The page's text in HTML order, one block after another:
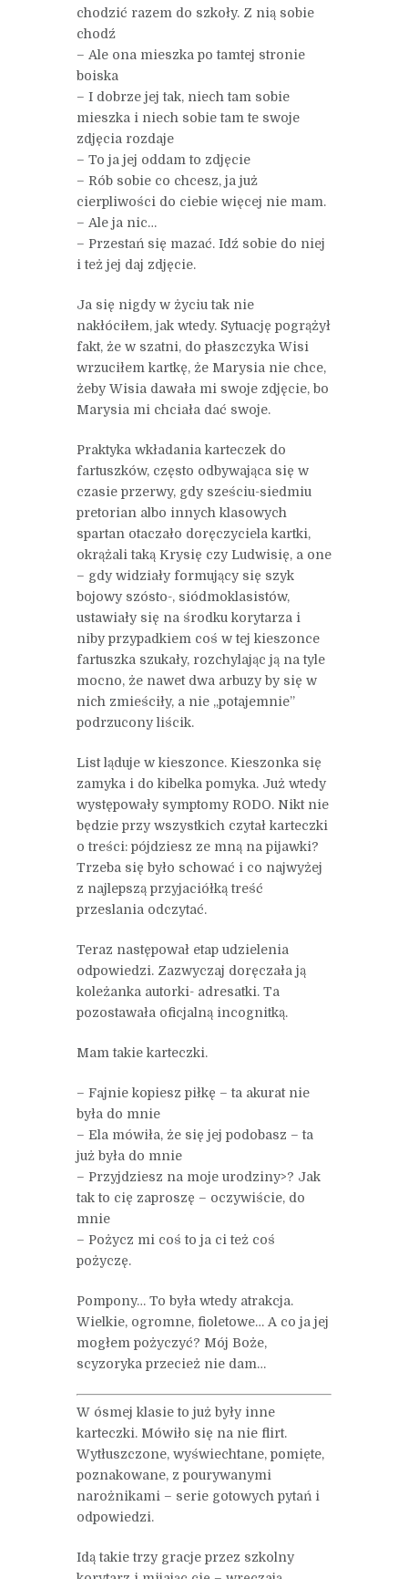
chodzić razem do szkoły. Z nią sobie
chodź
– Ale ona mieszka po tamtej stronie
boiska
– I dobrze jej tak, niech tam sobie
mieszka i niech sobie tam te swoje
zdjęcia rozdaje
– To ja jej oddam to zdjęcie
– Rób sobie co chcesz, ja już
cierpliwości do ciebie więcej nie mam.
– Ale ja nic…
– Przestań się mazać. Idź sobie do niej
i też jej daj zdjęcie.
Ja się nigdy w życiu tak nie
nakłóciłem, jak wtedy. Sytuację pogrążył
fakt, że w szatni, do płaszczyka Wisi
wrzuciłem kartkę, że Marysia nie chce,
żeby Wisia dawała mi swoje zdjęcie, bo
Marysia mi chciała dać swoje.
Praktyka wkładania karteczek do
fartuszków, często odbywająca się w
czasie przerwy, gdy sześciu-siedmiu
pretorian albo innych klasowych
spartan otaczało doręczyciela kartki,
okrążali taką Krysię czy Ludwisię, a one
– gdy widziały formujący się szyk
bojowy szósto-, siódmoklasistów,
ustawiały się na środku korytarza i
niby przypadkiem coś w tej kieszonce
fartuszka szukały, rozchylając ją na tyle
mocno, że nawet dwa arbuzy by się w
nich zmieściły, a nie „potajemnie”
podrzucony liścik.
List ląduje w kieszonce. Kieszonka się
zamyka i do kibelka pomyka. Już wtedy
występowały symptomy RODO. Nikt nie
będzie przy wszystkich czytał karteczki
o treści: pójdziesz ze mną na pijawki?
Trzeba się było schować i co najwyżej
z najlepszą przyjaciółką treść
przeslania odczytać.
Teraz następował etap udzielenia
odpowiedzi. Zazwyczaj doręczała ją
koleżanka autorki- adresatki. Ta
pozostawała oficjalną incognitką.
Mam takie karteczki.
– Fajnie kopiesz piłkę – ta akurat nie
była do mnie
– Ela mówiła, że się jej podobasz – ta
już była do mnie
– Przyjdziesz na moje urodziny>? Jak
tak to cię zaproszę – oczywiście, do
mnie
– Pożycz mi coś to ja ci też coś
pożyczę.
Pompony… To była wtedy atrakcja.
Wielkie, ogromne, fioletowe… A co ja jej
mogłem pożyczyć? Mój Boże,
scyzoryka przecież nie dam…
W ósmej klasie to już były inne
karteczki. Mówiło się na nie flirt.
Wytłuszczone, wyświechtane, pomięte,
poznakowane, z pourywanymi
narożnikami – serie gotowych pytań i
odpowiedzi.
Idą takie trzy gracje przez szkolny